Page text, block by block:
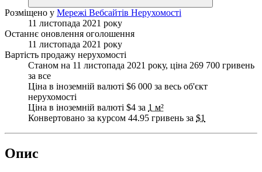
Розміщено у Мережі Вебсайтів Нерухомості
11 листопада 2021 року
Останнє оновлення оголошення
11 листопада 2021 року
Вартість продажу нерухомості
Станом на 11 листопада 2021 року, ціна 269 700 гривень
за все
Ціна в іноземній валюті $6 000 за весь об'єкт
нерухомості
Ціна в іноземній валюті $4 за 1 м²
Конвертовано за курсом 44.95 гривень за $1
Опис